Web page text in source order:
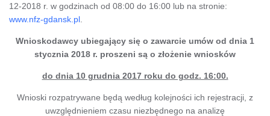
12-2018 r. w godzinach od 08:00 do 16:00 lub na stronie:
www.nfz-gdansk.pl
Wnioskodawcy ubiegający się o zawarcie umów od dnia 1
stycznia 2018 r. proszeni są o złożenie wniosków
do dnia 10 grudnia 2017 roku do godz. 16:00.
Wnioski rozpatrywane będą według kolejności ich rejestracji, z
uwzględnieniem czasu niezbędnego na analizę